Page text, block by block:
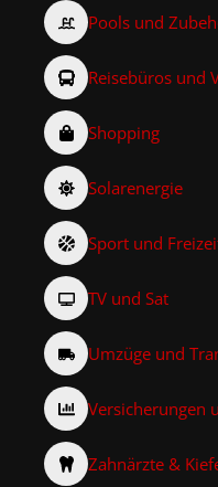
Pools und
Reisebüros und
Shopping
Solarenergie
Sport und
TV und Sat
Umzüge und
Versicherungen
Zahnärzte &